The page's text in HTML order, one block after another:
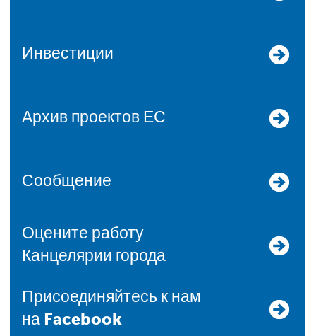
Инвестиции
Архив проектов ЕС
Сообщение
Оцените работу
Канцелярии города
Присоединяйтесь к нам
на Facebook